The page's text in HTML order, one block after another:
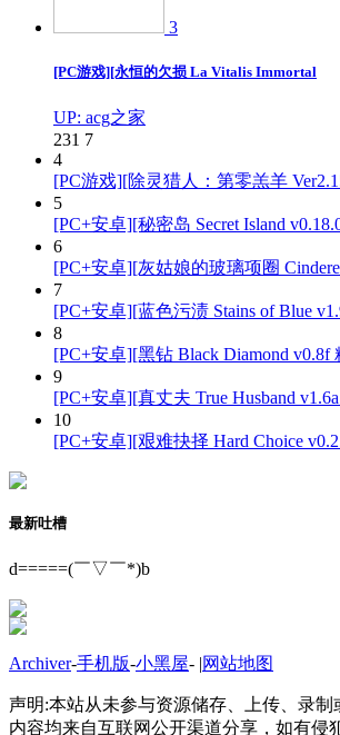
3
[PC游戏][永恒的欠损 La Vitalis Immortal
UP: acg之家
231 7
4
[PC游戏][除灵猎人：第零羔羊
5
[PC+安卓][秘密岛 Secret Island
6
[PC+安卓][灰姑娘的玻璃项圈
7
[PC+安卓][蓝色污渍 Stains of Blue
8
[PC+安卓][黑钻 Black Diamond v0.8f
9
[PC+安卓][真丈夫 True Husband
10
[PC+安卓][艰难抉择 Hard Choice
最新吐槽
d=====(￣▽￣*)b
Archiver-手机版-小黑屋- |网站地图
声明:本站从未参与资源储存、上传、录制
内容均来自互联网公开渠道分享，如有侵